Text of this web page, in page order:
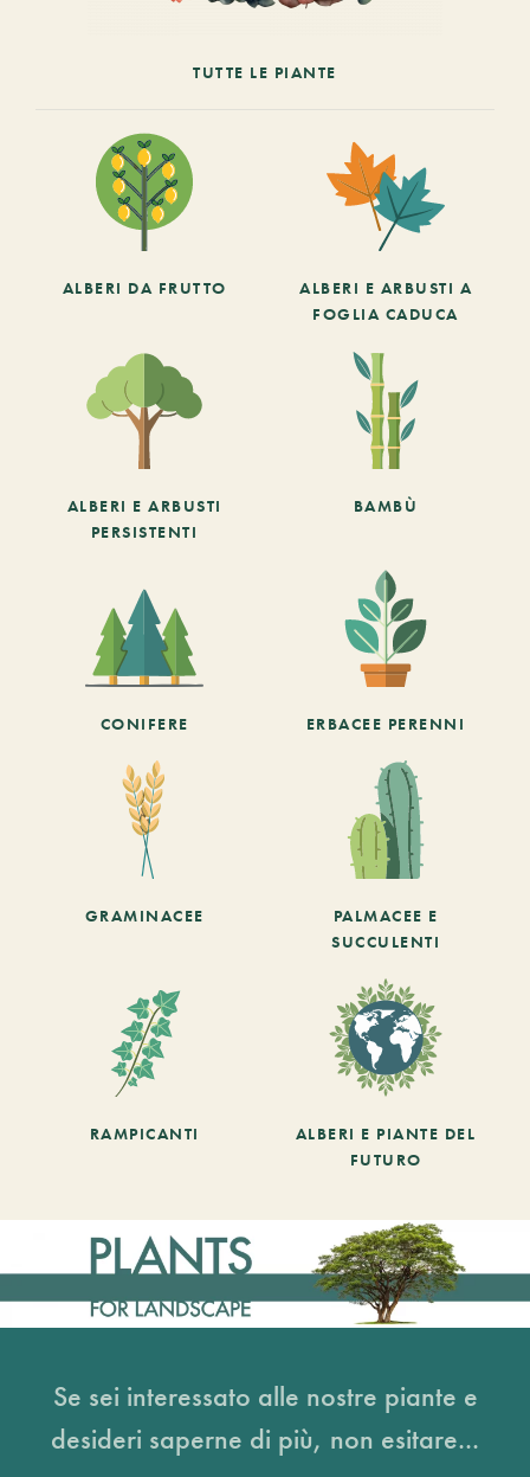
TUTTE LE PIANTE
ALBERI DA FRUTTO
ALBERI E ARBUSTI A
FOGLIA CADUCA
ALBERI E ARBUSTI
PERSISTENTI
BAMBÙ
CONIFERE ERBACEE PERENNI
GRAMINACEE
PALMACEE E
SUCCULENTI
RAMPICANTI
ALBERI E PIANTE DEL
FUTURO
Se sei interessato alle nostre piante e
desideri saperne di più, non esitare...